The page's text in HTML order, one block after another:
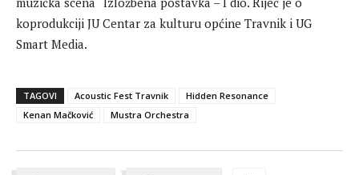
koprodukciji JU Centar za kulturu općine Travnik i UG
Smart Media.
TAGOVI Acoustic Fest Travnik
Hidden Resonance
Kenan Mačković
Mustra Orchestra